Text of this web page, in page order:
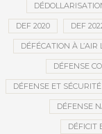
DEF 2020 DEF
DÉFÉCATION À L’AIR
DÉFENSE
DÉFENSE ET SÉCURITÉ
DÉFENSE
DÉFICIT